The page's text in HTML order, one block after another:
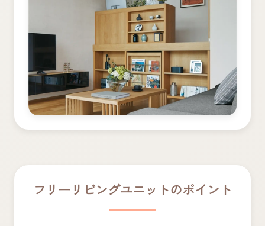
フリーリビングユニットの​ポイント